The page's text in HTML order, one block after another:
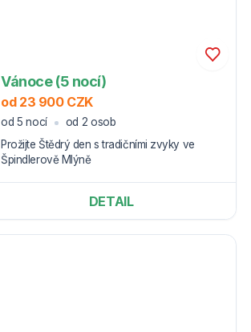
Vánoce (5 nocí)
od 23 900 CZK
od 5 nocí
od 2 osob
Prožijte Štědrý den s tradičními zvyky ve
Špindlerově Mlýně
DETAIL